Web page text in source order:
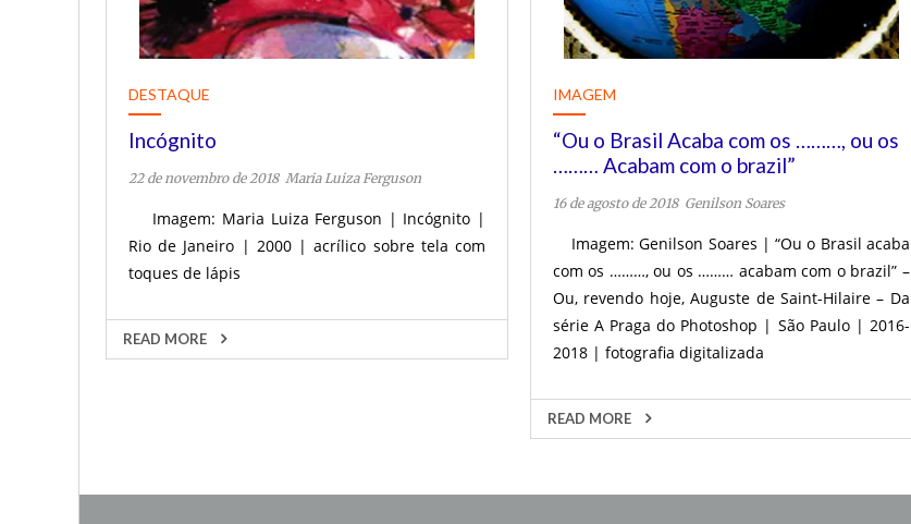
DESTAQUE
Incógnito
22 de novembro de 2018 Maria Luiza Ferguson
Imagem: Maria Luiza Ferguson | Incógnito |
Rio de Janeiro | 2000 | acrílico sobre tela com
toques de lápis
READ MORE
IMAGEM
“Ou o Brasil Acaba com os ………, ou os
……… Acabam com o brazil”
16 de agosto de 2018 Genilson Soares
Imagem: Genilson Soares | “Ou o Brasil acaba
com os ………, ou os ……… acabam com o brazil” –
Ou, revendo hoje, Auguste de Saint-Hilaire – Da
série A Praga do Photoshop | São Paulo | 2016-
2018 | fotografia digitalizada
READ MORE